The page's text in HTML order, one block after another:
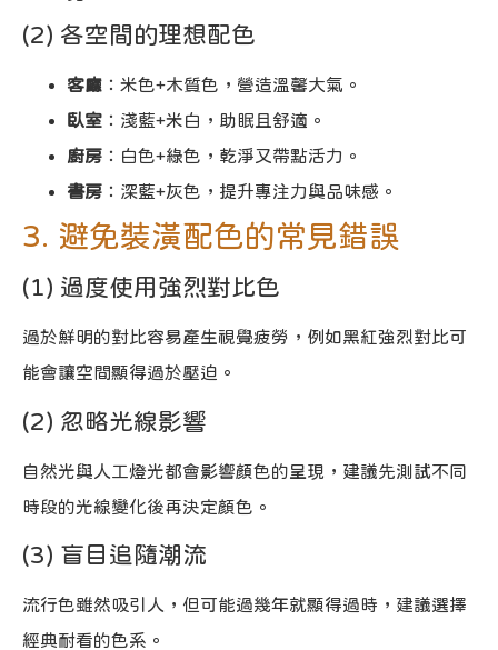
(2) 各空間的理想配色
客廳 ：米色+木質色，營造溫馨大氣。
臥室 ：淺藍+米白，助眠且舒適。
廚房 ：白色+綠色，乾淨又帶點活力。
書房 ：深藍+灰色，提升專注力與品味感。
3. 避免裝潢配色的常見錯誤
(1) 過度使用強烈對比色
過於鮮明的對比容易產生視覺疲勞，例如黑紅強烈對比可
能會讓空間顯得過於壓迫。
(2) 忽略光線影響
自然光與人工燈光都會影響顏色的呈現，建議先測試不同
時段的光線變化後再決定顏色。
(3) 盲目追隨潮流
流行色雖然吸引人，但可能過幾年就顯得過時，建議選擇
經典耐看的色系。